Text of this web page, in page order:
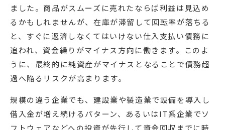
ました。商品がスムーズに売れたならば利益は見込め
るかもしれませんが、在庫が滞留して回転率が落ちる
と、すぐに返済しなくてはいけない仕入支払い債務に
追われ、資金繰りがマイナス方向に働きます。このよ
うに、最終的に純資産がマイナスとなることで債務超
過へ陥るリスクが高まります。
規模の違う企業でも、建設業や製造業で設備を導入し
借入金が増え続けるパターン、あるいはIT系企業でソ
フトウェアなどへの投資が先行して資金回収までに時